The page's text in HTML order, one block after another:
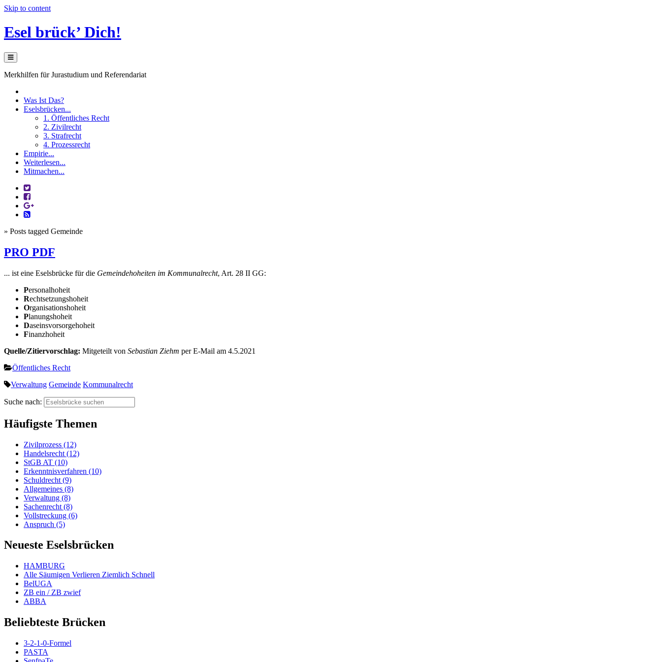
Skip to content
Esel brück’ Dich!
Merkhilfen für Jurastudium und Referendariat
Was Ist Das?
Eselsbrücken...
1. Öffentliches Recht
2. Zivilrecht
3. Strafrecht
4. Prozessrecht
Empirie...
Weiterlesen...
Mitmachen...
» Posts tagged Gemeinde
PRO PDF
... ist eine Eselsbrücke für die Gemeindehoheiten im Kommunalrecht, Art. 28 II GG:
Personalhoheit
Rechtsetzungshoheit
Organisationshoheit
Planungshoheit
Daseinsvorsorgehoheit
Finanzhoheit
Quelle/Zitiervorschlag: Mitgeteilt von Sebastian Ziehm per E-Mail am 4.5.2021
Öffentliches Recht
Verwaltung Gemeinde Kommunalrecht
Suche nach:
Häufigste Themen
Zivilprozess (12)
Handelsrecht (12)
StGB AT (10)
Erkenntnisverfahren (10)
Schuldrecht (9)
Allgemeines (8)
Verwaltung (8)
Sachenrecht (8)
Vollstreckung (6)
Anspruch (5)
Neueste Eselsbrücken
HAMBURG
Alle Säumigen Verlieren Ziemlich Schnell
BelUGA
ZB ein / ZB zwief
ABBA
Beliebteste Brücken
3-2-1-0-Formel
PASTA